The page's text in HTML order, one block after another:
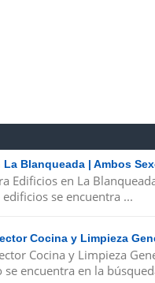
Blanqueada | Ambos
Edificios en La
se encuentra ...
Cocina y Limpieza
Cocina y Limpieza
encuentra en la